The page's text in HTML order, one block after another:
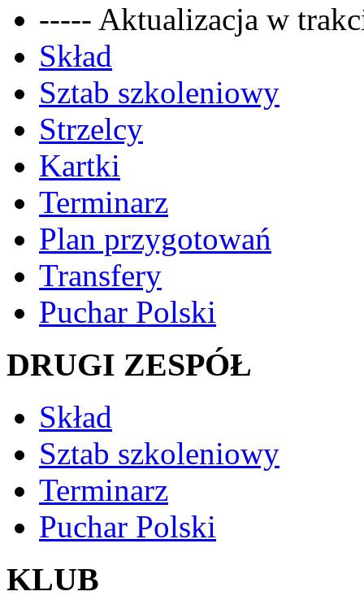
----- Aktualizacja w
Skład
Sztab szkoleniowy
Strzelcy
Kartki
Terminarz
Plan przygotowań
Transfery
Puchar Polski
DRUGI ZESPÓŁ
Skład
Sztab szkoleniowy
Terminarz
Puchar Polski
KLUB